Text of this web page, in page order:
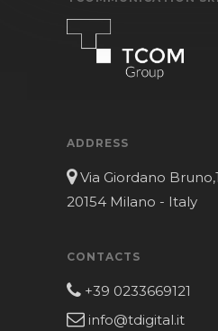
ADDRESS
Via Giordano
20154 Milano - Italy
CONTACTS
+39 0233669121
info@tdigital.it